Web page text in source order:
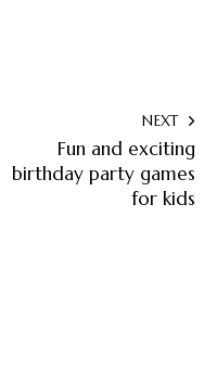
NEXT
Fun and exciting
birthday party games
for kids